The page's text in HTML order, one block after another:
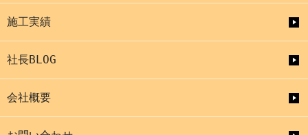
施工実績
社長BLOG
会社概要